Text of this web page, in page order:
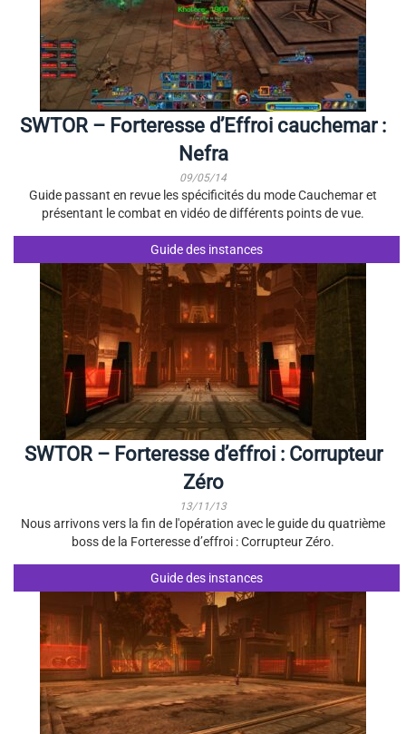
SWTOR – Forteresse d’Effroi cauchemar :
Nefra
09/05/14
Guide passant en revue les spécificités du mode Cauchemar et
présentant le combat en vidéo de différents points de vue.
Guide des instances
SWTOR – Forteresse d’effroi : Corrupteur
Zéro
13/11/13
Nous arrivons vers la fin de l'opération avec le guide du quatrième
boss de la Forteresse d’effroi : Corrupteur Zéro.
Guide des instances